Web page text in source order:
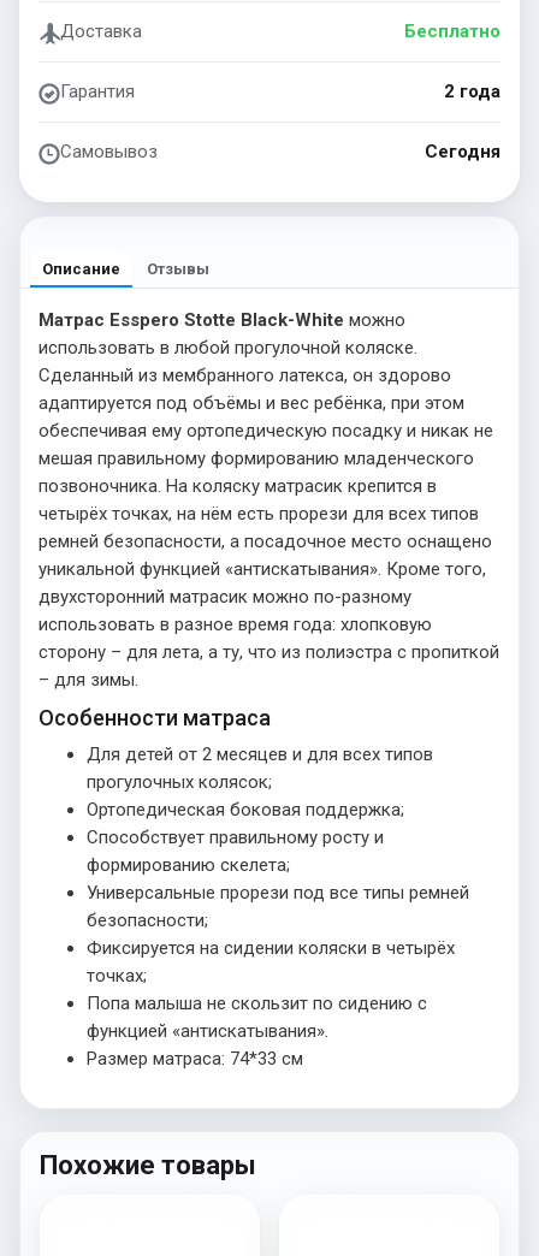
Доставка Бесплатно
Гарантия 2 года
Самовывоз Сегодня
Описание Отзывы
Матрас Esspero Stotte Black-White можно
использовать в любой прогулочной коляске.
Сделанный из мембранного латекса, он здорово
адаптируется под объёмы и вес ребёнка, при этом
обеспечивая ему ортопедическую посадку и никак не
мешая правильному формированию младенческого
позвоночника. На коляску матрасик крепится в
четырёх точках, на нём есть прорези для всех типов
ремней безопасности, а посадочное место оснащено
уникальной функцией «антискатывания». Кроме того,
двухсторонний матрасик можно по-разному
использовать в разное время года: хлопковую
сторону – для лета, а ту, что из полиэстра с пропиткой
– для зимы.
Особенности матраса
Для детей от 2 месяцев и для всех типов
прогулочных колясок;
Ортопедическая боковая поддержка;
Способствует правильному росту и
формированию скелета;
Универсальные прорези под все типы ремней
безопасности;
Фиксируется на сидении коляски в четырёх
точках;
Попа малыша не скользит по сидению с
функцией «антискатывания».
Размер матраса: 74*33 см
Похожие товары